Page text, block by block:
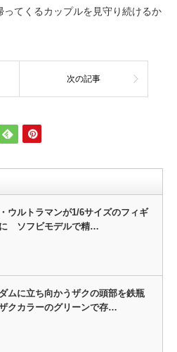
ってくるカップルを見守り続けるか
次の記事
ウルトラマンが1/6サイズのフィギ
に ソフビモデルで精…
ムに立ち向かうザクの頭部を鉄瓶
クカラーのグリーンで存…